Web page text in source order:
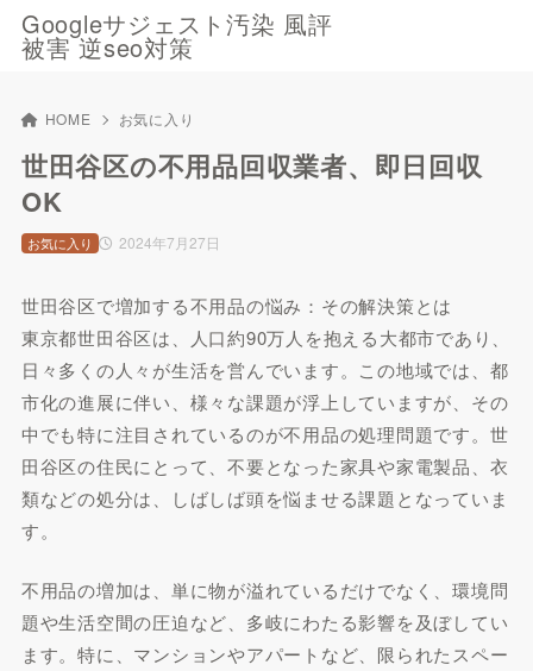
Googleサジェスト汚染 風評
被害 逆seo対策
HOME お気に入り
世田谷区の不用品回収業者、即日回収
OK
2024年7月27日
お気に入り
世田谷区で増加する不用品の悩み：その解決策とは
東京都世田谷区は、人口約90万人を抱える大都市であり、
日々多くの人々が生活を営んでいます。この地域では、都
市化の進展に伴い、様々な課題が浮上していますが、その
中でも特に注目されているのが不用品の処理問題です。世
田谷区の住民にとって、不要となった家具や家電製品、衣
類などの処分は、しばしば頭を悩ませる課題となっていま
す。
不用品の増加は、単に物が溢れているだけでなく、環境問
題や生活空間の圧迫など、多岐にわたる影響を及ぼしてい
ます。特に、マンションやアパートなど、限られたスペー